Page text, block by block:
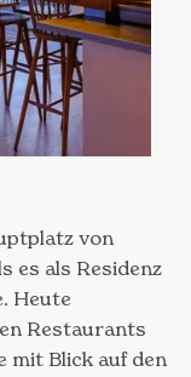
von
es als Residenz
Heute
Restaurants
mit Blick auf den